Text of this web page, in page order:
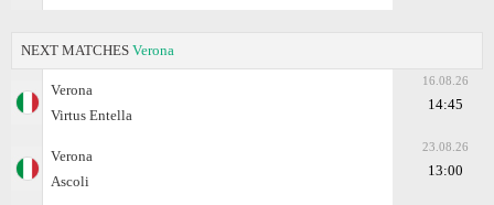
NEXT MATCHES Verona
Verona
Virtus Entella
16.08.26
14:45
Verona
Ascoli
23.08.26
13:00